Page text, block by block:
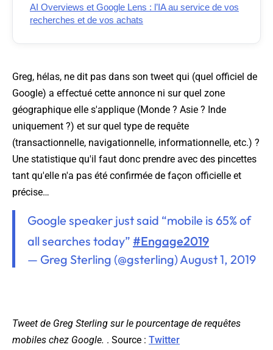
AI Overviews et Google Lens : l’IA au service de vos
recherches et de vos achats
Greg, hélas, ne dit pas dans son tweet qui (quel officiel de
Google) a effectué cette annonce ni sur quel zone
géographique elle s'applique (Monde ? Asie ? Inde
uniquement ?) et sur quel type de requête
(transactionnelle, navigationnelle, informationnelle, etc.) ?
Une statistique qu'il faut donc prendre avec des pincettes
tant qu'elle n'a pas été confirmée de façon officielle et
précise…
Google speaker just said “mobile is 65% of
all searches today” #Engage2019
— Greg Sterling (@gsterling)August 1, 2019
Tweet de Greg Sterling sur le pourcentage de requêtes
mobiles chez Google. . Source : Twitter